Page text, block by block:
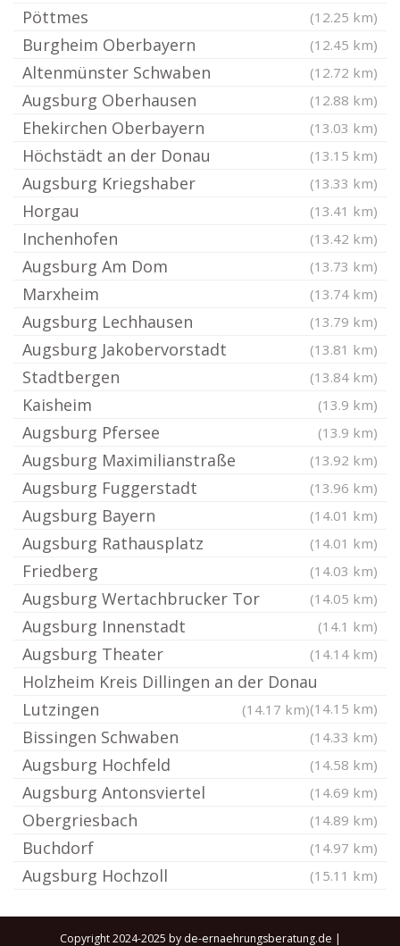
Pöttmes (12.25 km)
Burgheim Oberbayern (12.45 km)
Altenmünster Schwaben (12.72 km)
Augsburg Oberhausen (12.88 km)
Ehekirchen Oberbayern (13.03 km)
Höchstädt an der Donau (13.15 km)
Augsburg Kriegshaber (13.33 km)
Horgau (13.41 km)
Inchenhofen (13.42 km)
Augsburg Am Dom (13.73 km)
Marxheim (13.74 km)
Augsburg Lechhausen (13.79 km)
Augsburg Jakobervorstadt (13.81 km)
Stadtbergen (13.84 km)
Kaisheim (13.9 km)
Augsburg Pfersee (13.9 km)
Augsburg Maximilianstraße (13.92 km)
Augsburg Fuggerstadt (13.96 km)
Augsburg Bayern (14.01 km)
Augsburg Rathausplatz (14.01 km)
Friedberg (14.03 km)
Augsburg Wertachbrucker Tor (14.05 km)
Augsburg Innenstadt (14.1 km)
Augsburg Theater (14.14 km)
Holzheim Kreis Dillingen an der Donau
(14.15 km)
Lutzingen (14.17 km)
Bissingen Schwaben (14.33 km)
Augsburg Hochfeld (14.58 km)
Augsburg Antonsviertel (14.69 km)
Obergriesbach (14.89 km)
Buchdorf (14.97 km)
Augsburg Hochzoll (15.11 km)
Copyright 2024-2025 by de-ernaehrungsberatung.de |